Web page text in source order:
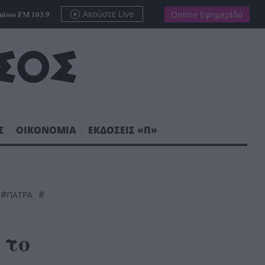
FM 103.9 Ακούστε Live Online Εφημερίδα
ΟΙΚΟΝΟΜΙΑ ΕΚΔΟΣΕΙΣ «Π»
#ΠΆΤΡΑ #